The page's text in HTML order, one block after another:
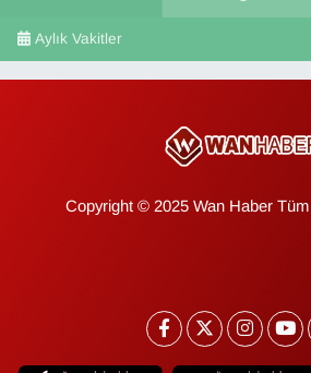
Aylık Vakitler
Copyright © 2025 Wan Haber Tüm